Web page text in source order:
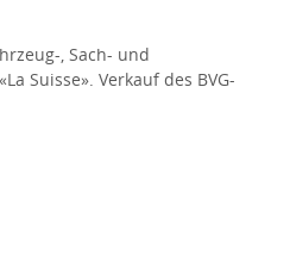
, Sach- und
Suisse». Verkauf des BVG-